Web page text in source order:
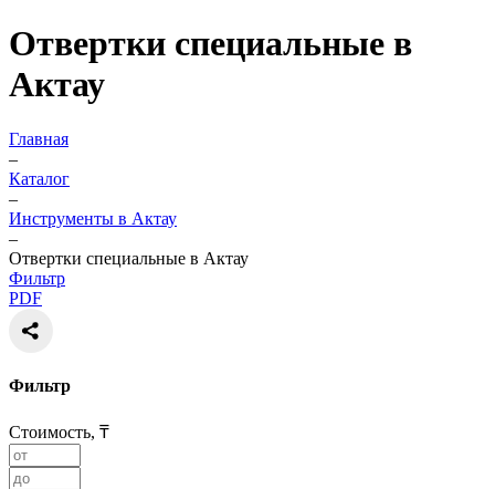
Отвертки специальные в
Актау
Главная
–
Каталог
–
Инструменты в Актау
–
Отвертки специальные в Актау
Фильтр
PDF
Фильтр
Стоимость, ₸